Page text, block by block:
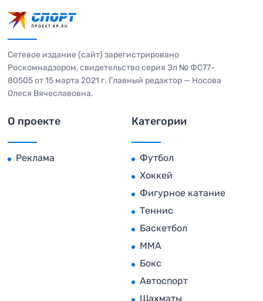
Сетевое издание (сайт) зарегистрировано
Роскомнадзором, свидетельство серия Эл № ФС77-
80505 от 15 марта 2021 г. Главный редактор — Носова
Олеся Вячеславовна.
О проекте
Реклама
Категории
Футбол
Хоккей
Фигурное катание
Теннис
Баскетбол
MMA
Бокс
Автоспорт
Шахматы